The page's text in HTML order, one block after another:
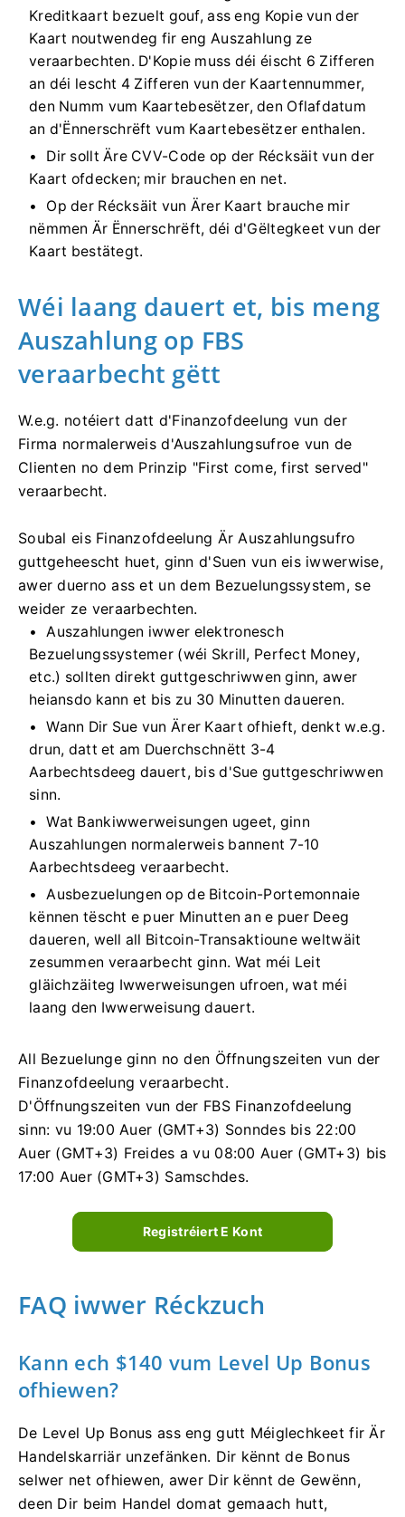
Kreditkaart bezuelt gouf, ass eng Kopie vun der
Kaart noutwendeg fir eng Auszahlung ze
veraarbechten. D'Kopie muss déi éischt 6 Zifferen
an déi lescht 4 Zifferen vun der Kaartennummer,
den Numm vum Kaartebesëtzer, den Oflafdatum
an d'Ënnerschrëft vum Kaartebesëtzer enthalen.
Dir sollt Äre CVV-Code op der Récksäit vun der
Kaart ofdecken; mir brauchen en net.
Op der Récksäit vun Ärer Kaart brauche mir
nëmmen Är Ënnerschrëft, déi d'Gëltegkeet vun der
Kaart bestätegt.
Wéi laang dauert et, bis meng
Auszahlung op FBS
veraarbecht gëtt
W.e.g. notéiert datt d'Finanzofdeelung vun der
Firma normalerweis d'Auszahlungsufroe vun de
Clienten no dem Prinzip "First come, first served"
veraarbecht.
Soubal eis Finanzofdeelung Är Auszahlungsufro
guttgeheescht huet, ginn d'Suen vun eis iwwerwise,
awer duerno ass et un dem Bezuelungssystem, se
weider ze veraarbechten.
Auszahlungen iwwer elektronesch
Bezuelungssystemer (wéi Skrill, Perfect Money,
etc.) sollten direkt guttgeschriwwen ginn, awer
heiansdo kann et bis zu 30 Minutten daueren.
Wann Dir Sue vun Ärer Kaart ofhieft, denkt w.e.g.
drun, datt et am Duerchschnëtt 3-4
Aarbechtsdeeg dauert, bis d'Sue guttgeschriwwen
sinn.
Wat Bankiwwerweisungen ugeet, ginn
Auszahlungen normalerweis bannent 7-10
Aarbechtsdeeg veraarbecht.
Ausbezuelungen op de Bitcoin-Portemonnaie
kënnen tëscht e puer Minutten an e puer Deeg
daueren, well all Bitcoin-Transaktioune weltwäit
zesummen veraarbecht ginn. Wat méi Leit
gläichzäiteg Iwwerweisungen ufroen, wat méi
laang den Iwwerweisung dauert.
All Bezuelunge ginn no den Öffnungszeiten vun der
Finanzofdeelung veraarbecht.
D'Öffnungszeiten vun der FBS Finanzofdeelung
sinn: vu 19:00 Auer (GMT+3) Sonndes bis 22:00
Auer (GMT+3) Freides a vu 08:00 Auer (GMT+3) bis
17:00 Auer (GMT+3) Samschdes.
Registréiert E Kont
FAQ iwwer Réckzuch
Kann ech $140 vum Level Up Bonus
ofhiewen?
De Level Up Bonus ass eng gutt Méiglechkeet fir Är
Handelskarriär unzefänken. Dir kënnt de Bonus
selwer net ofhiewen, awer Dir kënnt de Gewënn,
deen Dir beim Handel domat gemaach hutt,